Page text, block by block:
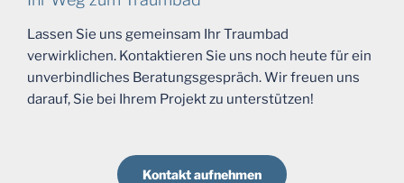
Lassen Sie uns gemeinsam Ihr Traumbad
verwirklichen. Kontaktieren Sie uns noch heute für ein
unverbindliches Beratungsgespräch. Wir freuen uns
darauf, Sie bei Ihrem Projekt zu unterstützen!
Kontakt aufnehmen